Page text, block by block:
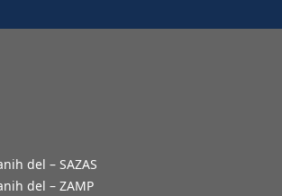
del – SAZAS
del – ZAMP